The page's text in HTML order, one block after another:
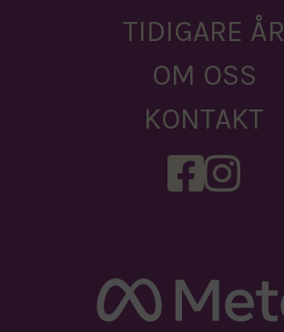
TIDIGARE ÅR
OM OSS
KONTAKT